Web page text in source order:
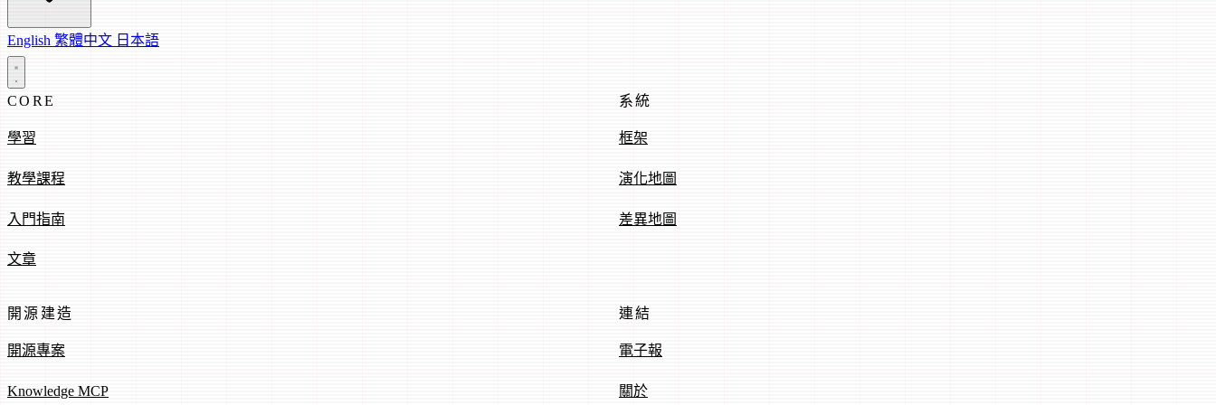
English 繁體中文 日本語
CORE
學習
教學課程
入門指南
文章
系統
框架
演化地圖
差異地圖
開源建造
開源專案
Knowledge MCP
連結
電子報
關於